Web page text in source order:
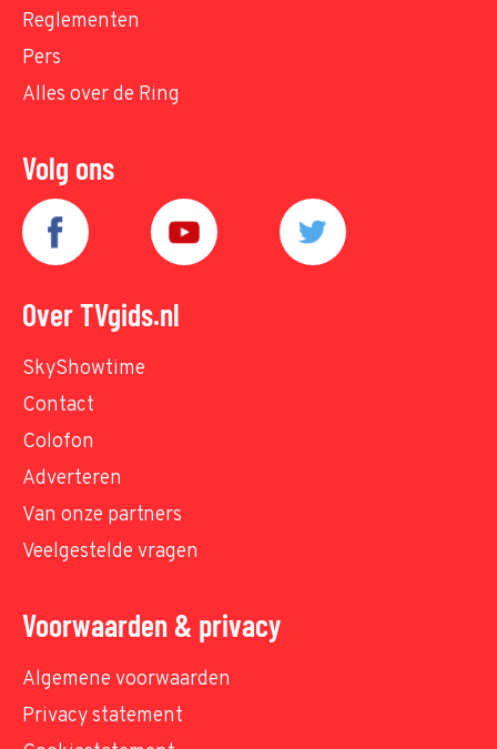
Reglementen
Pers
Alles over de Ring
Volg ons
Over TVgids.nl
SkyShowtime
Contact
Colofon
Adverteren
Van onze partners
Veelgestelde vragen
Voorwaarden & privacy
Algemene voorwaarden
Privacy statement